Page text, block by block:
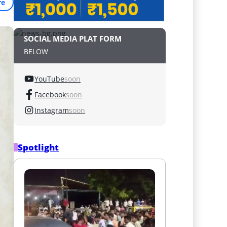
SOCIAL MEDIA PLAT FORM
BELOW
YouTubesoon
Facebooksoon
Instagramsoon
Spotlight